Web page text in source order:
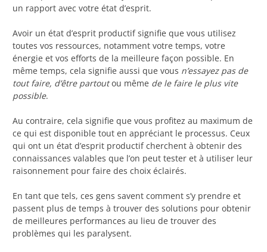
un rapport avec votre état d’esprit.
Avoir un état d’esprit productif signifie que vous utilisez
toutes vos ressources, notamment votre temps, votre
énergie et vos efforts de la meilleure façon possible. En
même temps, cela signifie aussi que vous n’essayez pas de
tout faire, d’être partoutou même de le faire le plus vite
possible.
Au contraire, cela signifie que vous profitez au maximum de
ce qui est disponible tout en appréciant le processus. Ceux
qui ont un état d’esprit productif cherchent à obtenir des
connaissances valables que l’on peut tester et à utiliser leur
raisonnement pour faire des choix éclairés.
En tant que tels, ces gens savent comment s’y prendre et
passent plus de temps à trouver des solutions pour obtenir
de meilleures performances au lieu de trouver des
problèmes qui les paralysent.